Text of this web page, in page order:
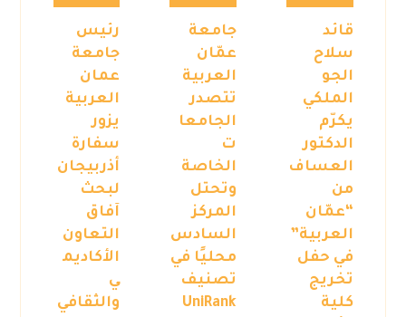
قائد
سلاح
الجو
الملكي
يكرّم
الدكتور
العساف
من
“عمّان
العربية”
في حفل
تخريج
كلية
جامعة
عمّان
العربية
تتصدر
الجامعا
ت
الخاصة
وتحتل
المركز
السادس
محليًا في
تصنيف
UniRank
رئيس
جامعة
عمان
العربية
يزور
سفارة
أذربيجان
لبحث
آفاق
التعاون
الأكاديم
ي
والثقافي